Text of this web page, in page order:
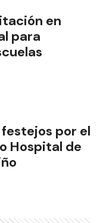
en
para
por el
Hospital de